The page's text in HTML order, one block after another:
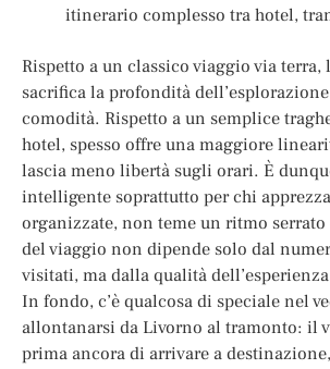
itinerario complesso tra hotel,
Rispetto a un classico viaggio via terra,
sacrifica la profondità
comodità. Rispetto a un semplice
hotel, spesso offre una maggiore
lascia meno libertà sugli orari. È
intelligente soprattutto per chi
organizzate, non teme un ritmo serrato
del viaggio non dipende solo dal
visitati, ma dalla qualità
In fondo, c’è qualcosa di speciale nel
allontanarsi da Livorno al tramonto: il
prima ancora di arrivare a